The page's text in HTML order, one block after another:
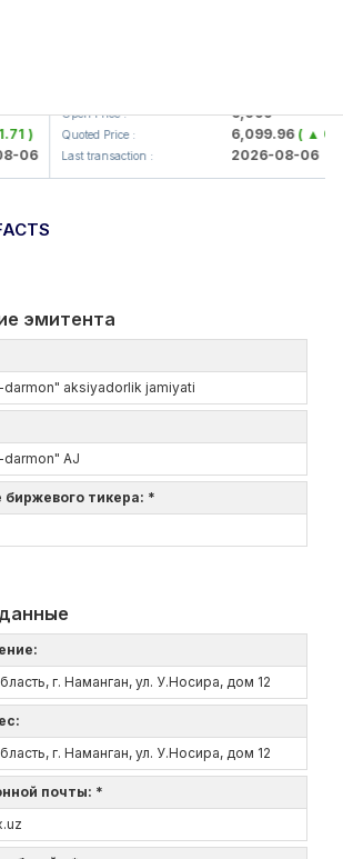
)
Open Price : 6,099
Quoted Price : 6,099.96( ▲ 0.08 )
Last transaction : 2026-08-06
эмитента
aksiyadorlik jamiyati
AJ
тикера: *
г. Наманган, ул. У.Носира, дом 12
г. Наманган, ул. У.Носира, дом 12
почты: *